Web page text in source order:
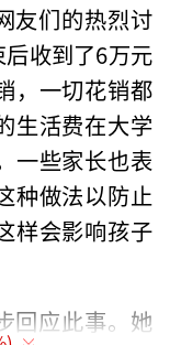
友们的热烈讨
收到了6万元
，一切花销都
生活费在大学
一些家长也表
种做法以防止
样会影响孩子
回应此事。她